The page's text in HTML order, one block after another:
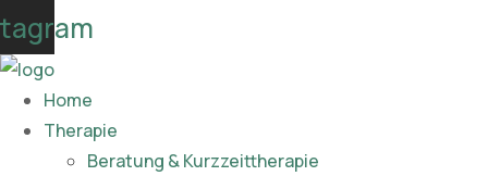
Skip
to
content
Home
Therapie
Beratung & Kurzzeittherapie